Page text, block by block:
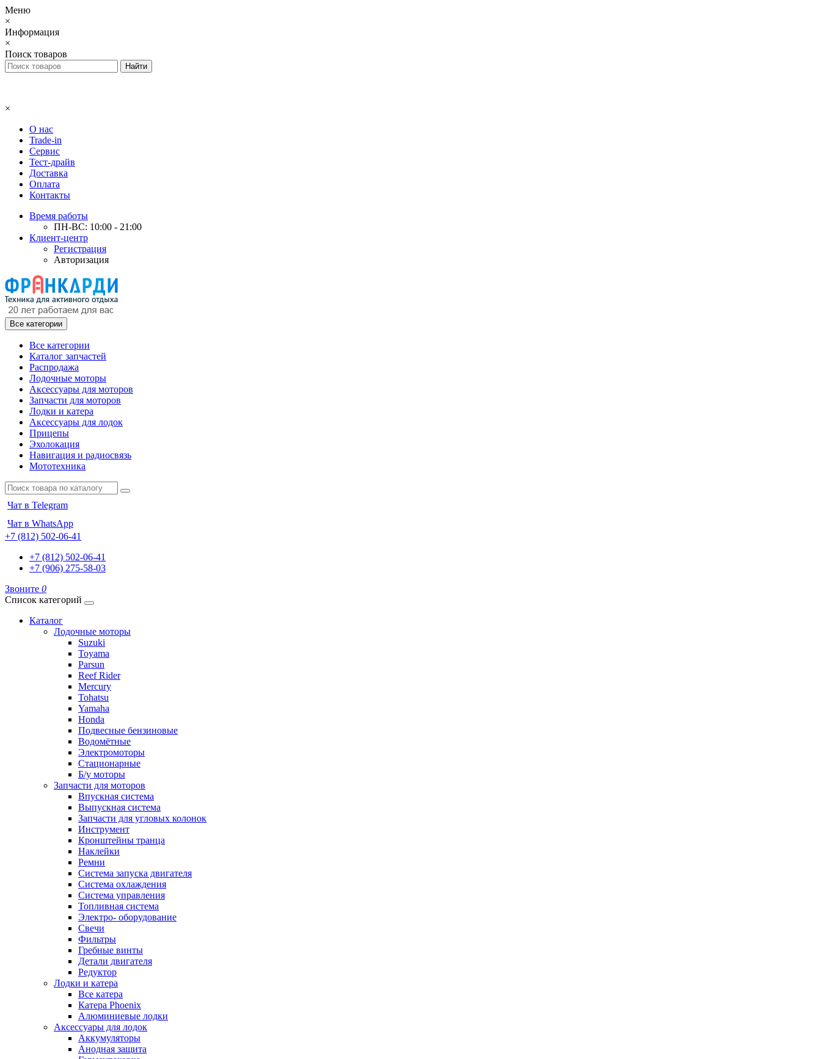
Меню
×
Информация
×
Поиск товаров
×
О нас
Trade-in
Сервис
Тест-драйв
Доставка
Оплата
Контакты
Время работы
ПН-ВС: 10:00 - 21:00
Клиент-центр
Регистрация
Авторизация
Все категории
Все категории
Каталог запчастей
Распродажа
Лодочные моторы
Аксессуары для моторов
Запчасти для моторов
Лодки и катера
Аксессуары для лодок
Прицепы
Эхолокация
Навигация и радиосвязь
Мототехника
Чат в Telegram
Чат в WhatsApp
+7 (812) 502-06-41
+7 (812) 502-06-41
+7 (906) 275-58-03
Звоните 0
Список категорий
Каталог
Лодочные моторы
Suzuki
Toyama
Parsun
Reef Rider
Mercury
Tohatsu
Yamaha
Honda
Подвесные бензиновые
Водомётные
Электромоторы
Стационарные
Б/у моторы
Запчасти для моторов
Впускная система
Выпускная система
Запчасти для угловых колонок
Инструмент
Кронштейны транца
Наклейки
Ремни
Система запуска двигателя
Система охлаждения
Система управления
Топливная система
Электро- оборудование
Свечи
Фильтры
Гребные винты
Детали двигателя
Редуктор
Лодки и катера
Все катера
Катера Phoenix
Алюминиевые лодки
Аксессуары для лодок
Аккумуляторы
Анодная защита